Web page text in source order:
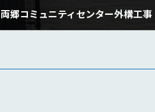
両郷コミュニティセンター外構工事